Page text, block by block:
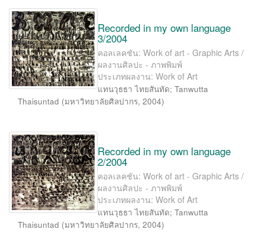
Recorded in my own language
3/2004
คอลเลคชัน: Work of art - Graphic Arts /
ผลงานศิลปะ - ภาพพิมพ์
ประเภทผลงาน: Work of Art
แทนวุธธา ไทยสันทัด; Tanwutta
Thaisuntad (มหาวิทยาลัยศิลปากร, 2004)
Recorded in my own language
2/2004
คอลเลคชัน: Work of art - Graphic Arts /
ผลงานศิลปะ - ภาพพิมพ์
ประเภทผลงาน: Work of Art
แทนวุธธา ไทยสันทัด; Tanwutta
Thaisuntad (มหาวิทยาลัยศิลปากร, 2004)